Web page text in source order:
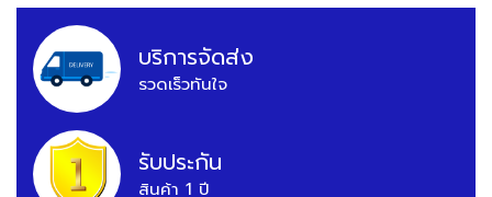
บริการจัดส่ง
รวดเร็วทันใจ
รับประกัน
สินค้า 1 ปี